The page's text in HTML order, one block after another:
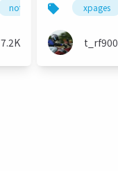
notes domino
7.2K
xpages
t_rf900